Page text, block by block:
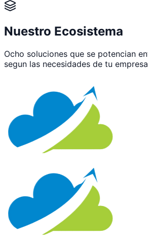
Nuestro Ecosistema
Ocho soluciones que se potencian
segun las necesidades de tu